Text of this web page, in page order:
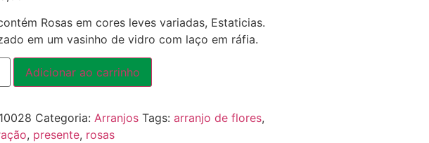
Rosas em cores leves variadas, Estaticias.
em um vasinho de vidro com laço em ráfia.
Adicionar ao carrinho
10028 Categoria:Arranjos Tags:arranjo de flores,
, presente, rosas